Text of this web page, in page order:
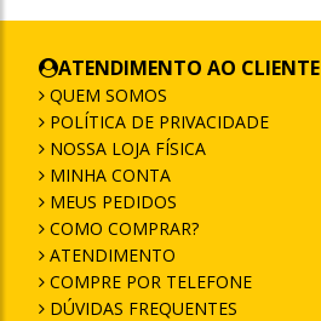
ATENDIMENTO AO CLIENTE
QUEM SOMOS
POLÍTICA DE PRIVACIDADE
NOSSA LOJA FÍSICA
MINHA CONTA
MEUS PEDIDOS
COMO COMPRAR?
ATENDIMENTO
COMPRE POR TELEFONE
DÚVIDAS FREQUENTES